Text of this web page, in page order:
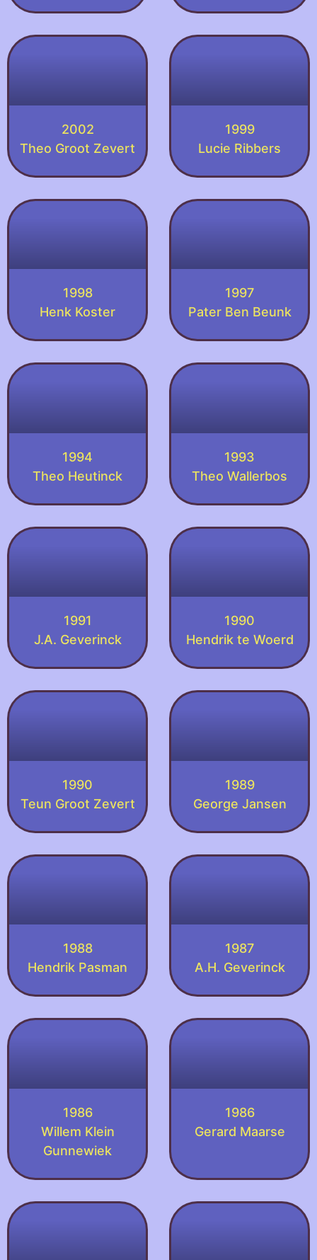
2002
Theo Groot Zevert
1999
Lucie Ribbers
1998
Henk Koster
1997
Pater Ben Beunk
1994
Theo Heutinck
1993
Theo Wallerbos
1991
J.A. Geverinck
1990
Hendrik te Woerd
1990
Teun Groot Zevert
1989
George Jansen
1988
Hendrik Pasman
1987
A.H. Geverinck
1986
Willem Klein
Gunnewiek
1986
Gerard Maarse